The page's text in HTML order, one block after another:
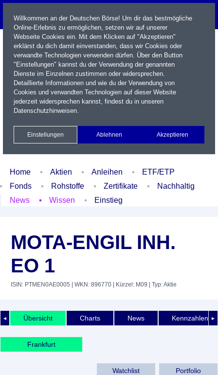
Name / WKN / ISIN / Kürzel
Xetra Realtime
Watchlist Portfolio Login
Home Aktien Anleihen
ETF/ETP
Fonds
Rohstoffe Zertifikate
Nachhaltig
News
Wissen Einstieg
MOTA-ENGIL INH.
EO 1
ISIN: PTMEN0AE0005 | WKN: 896770 | Kürzel: M09 | Typ: Aktie
◄ ►
Übersicht Charts News Kennzahlen
Frankfurt
Watchlist Portfolio
Willkommen an der Deutschen Börse! Um dir das bestmögliche
Online-Erlebnis zu ermöglichen, setzen wir auf unserer
Webseite Cookies ein. Mit dem Klicken auf "Akzeptieren"
erklärst du dich damit einverstanden, dass wir Cookies oder
verwandte Technologien verwenden dürfen. Über den Button
"Einstellungen" kannst du der Verwendung der genannten
Dienste im Einzelnen zustimmen oder widersprechen.
Detaillierte Informationen und wie du der Verwendung von
Cookies und verwandten Technologien auf dieser Website
jederzeit widersprechen kannst, findest du in unseren
Datenschutzhinweisen.
Einstellungen Ablehnen Akzeptieren